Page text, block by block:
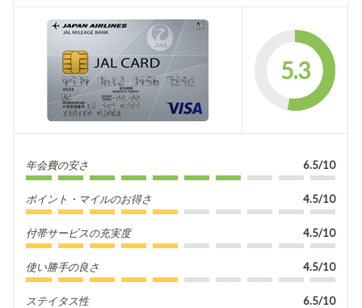
5.3
年会費の安さ 6.5/10
ポイント・マイルのお得さ 4.5/10
付帯サービスの充実度 4.5/10
使い勝手の良さ 4.5/10
ステイタス性 6.5/10